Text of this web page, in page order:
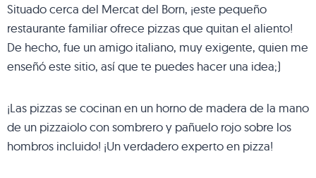
Situado cerca del Mercat del Born, ¡este pequeño
restaurante familiar ofrece pizzas que quitan el aliento!
De hecho, fue un amigo italiano, muy exigente, quien me
enseñó este sitio, así que te puedes hacer una idea;)
¡Las pizzas se cocinan en un horno de madera de la mano
de un pizzaiolo con sombrero y pañuelo rojo sobre los
hombros incluido! ¡Un verdadero experto en pizza!